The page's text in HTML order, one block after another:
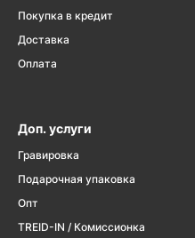
Покупка в кредит
Доставка
Оплата
Доп. услуги
Гравировка
Подарочная упаковка
Опт
TREID-IN / Комиссионка